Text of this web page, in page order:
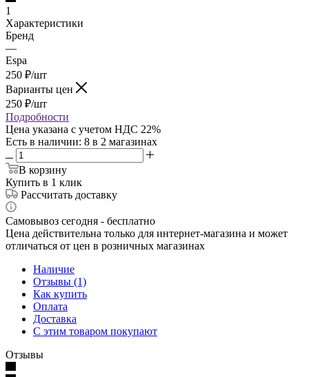
1
Характеристики
Бренд
—
Espa
250 ₽/шт
Варианты цен
250 ₽/шт
Подробности
Цена указана с учетом НДС 22%
Есть в наличии: 8 в 2 магазинах
В корзину
Купить в 1 клик
Рассчитать доставку
Самовывоз сегодня - бесплатно
Цена действительна только для интернет-магазина и может
отличаться от цен в розничных магазинах
Наличие
Отзывы (1)
Как купить
Оплата
Доставка
С этим товаром покупают
Отзывы